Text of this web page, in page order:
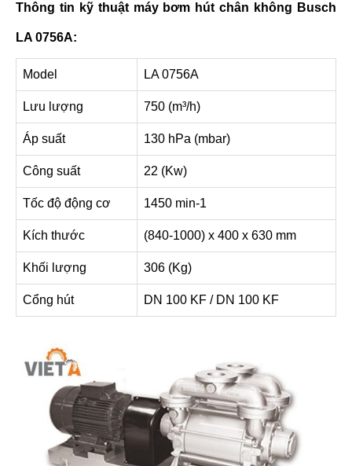
Thông tin kỹ thuật máy bơm hút chân không Busch
LA 0756A:
Model LA 0756A
Lưu lượng 750 (m³/h)
Áp suất 130 hPa (mbar)
Công suất 22 (Kw)
Tốc độ động cơ 1450 min-1
Kích thước (840-1000) x 400 x 630 mm
Khối lượng 306 (Kg)
Cổng hút DN 100 KF / DN 100 KF